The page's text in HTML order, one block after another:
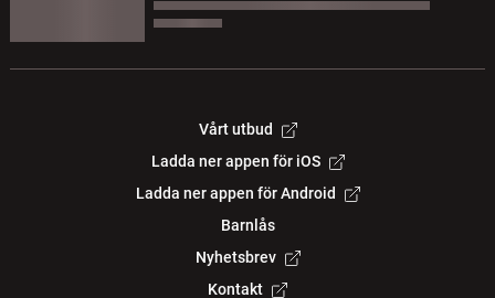
Vårt utbud
Ladda ner appen för iOS
Ladda ner appen för Android
Barnlås
Nyhetsbrev
Kontakt